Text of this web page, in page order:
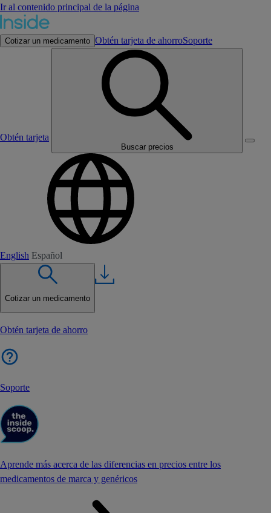
Ir al contenido principal de la página
Cotizar un medicamento Obtén tarjeta de ahorroSoporte
Obtén tarjeta
Buscar precios
English Español
Cotizar un medicamento
Obtén tarjeta de ahorro
Soporte
Aprende más acerca de las diferencias en precios entre los
medicamentos de marca y genéricos